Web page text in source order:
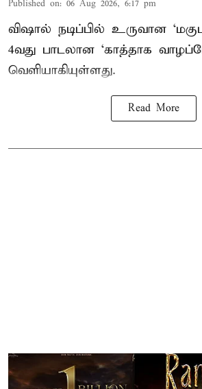
Published on: 06 Aug 2026, 6:17 pm
விஷால் நடிப்பில் உருவான
4வது பாடலான ‘காத்தாக
வெளியாகியுள்ளது.
Read More